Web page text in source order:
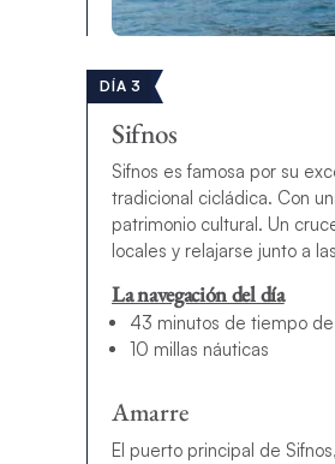
DÍA 3
Sifnos
Sifnos es famosa por su
tradicional cicládica. Con
patrimonio cultural. Un
locales y relajarse junto a
La navegación del día
43 minutos de tiempo
10 millas náuticas
Amarre
El puerto principal de